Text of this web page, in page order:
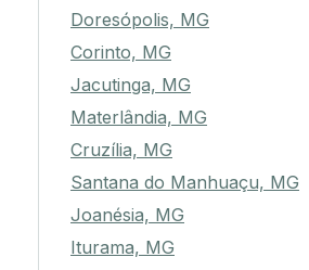
Doresópolis, MG
Corinto, MG
Jacutinga, MG
Materlândia, MG
Cruzília, MG
Santana do Manhuaçu, MG
Joanésia, MG
Iturama, MG